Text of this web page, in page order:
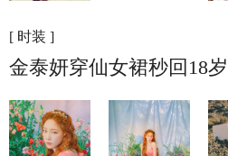
[ 时装 ]
金泰妍穿仙女裙秒回18